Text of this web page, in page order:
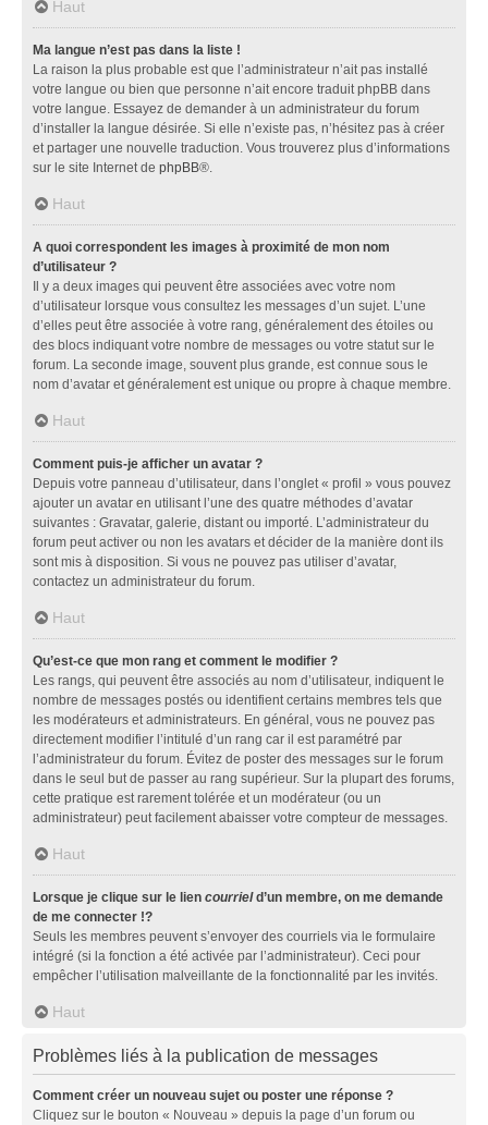
Haut
Ma langue n’est pas dans la liste !
La raison la plus probable est que l’administrateur n’ait pas installé
votre langue ou bien que personne n’ait encore traduit phpBB dans
votre langue. Essayez de demander à un administrateur du forum
d’installer la langue désirée. Si elle n’existe pas, n’hésitez pas à créer
et partager une nouvelle traduction. Vous trouverez plus d’informations
sur le site Internet de phpBB®.
Haut
A quoi correspondent les images à proximité de mon nom
d’utilisateur ?
Il y a deux images qui peuvent être associées avec votre nom
d’utilisateur lorsque vous consultez les messages d’un sujet. L’une
d’elles peut être associée à votre rang, généralement des étoiles ou
des blocs indiquant votre nombre de messages ou votre statut sur le
forum. La seconde image, souvent plus grande, est connue sous le
nom d’avatar et généralement est unique ou propre à chaque membre.
Haut
Comment puis-je afficher un avatar ?
Depuis votre panneau d’utilisateur, dans l’onglet « profil » vous pouvez
ajouter un avatar en utilisant l’une des quatre méthodes d’avatar
suivantes : Gravatar, galerie, distant ou importé. L’administrateur du
forum peut activer ou non les avatars et décider de la manière dont ils
sont mis à disposition. Si vous ne pouvez pas utiliser d’avatar,
contactez un administrateur du forum.
Haut
Qu’est-ce que mon rang et comment le modifier ?
Les rangs, qui peuvent être associés au nom d’utilisateur, indiquent le
nombre de messages postés ou identifient certains membres tels que
les modérateurs et administrateurs. En général, vous ne pouvez pas
directement modifier l’intitulé d’un rang car il est paramétré par
l’administrateur du forum. Évitez de poster des messages sur le forum
dans le seul but de passer au rang supérieur. Sur la plupart des forums,
cette pratique est rarement tolérée et un modérateur (ou un
administrateur) peut facilement abaisser votre compteur de messages.
Haut
Lorsque je clique sur le lien courrield’un membre, on me demande
de me connecter !?
Seuls les membres peuvent s’envoyer des courriels via le formulaire
intégré (si la fonction a été activée par l’administrateur). Ceci pour
empêcher l’utilisation malveillante de la fonctionnalité par les invités.
Haut
Problèmes liés à la publication de messages
Comment créer un nouveau sujet ou poster une réponse ?
Cliquez sur le bouton « Nouveau » depuis la page d’un forum ou